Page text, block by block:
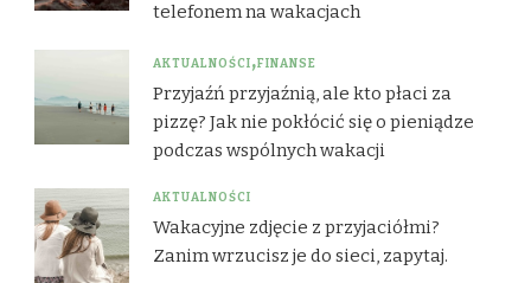
telefonem na wakacjach
AKTUALNOŚCI FINANSE
Przyjaźń przyjaźnią, ale kto płaci za
pizzę? Jak nie pokłócić się o pieniądze
podczas wspólnych wakacji
AKTUALNOŚCI
Wakacyjne zdjęcie z przyjaciółmi?
Zanim wrzucisz je do sieci, zapytaj.